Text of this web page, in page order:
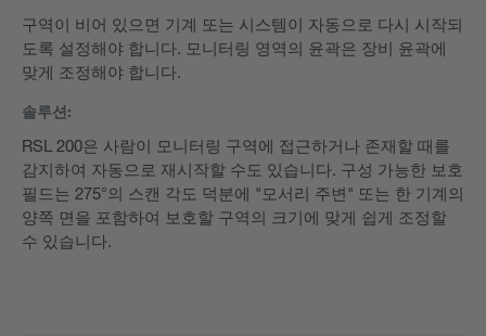
구역이 비어 있으면 기계 또는 시스템이 자동으로 다시 시작되
도록 설정해야 합니다. 모니터링 영역의 윤곽은 장비 윤곽에
맞게 조정해야 합니다.
솔루션:
RSL 200은 사람이 모니터링 구역에 접근하거나 존재할 때를
감지하여 자동으로 재시작할 수도 있습니다. 구성 가능한 보호
필드는 275°의 스캔 각도 덕분에 "모서리 주변" 또는 한 기계의
양쪽 면을 포함하여 보호할 구역의 크기에 맞게 쉽게 조정할
수 있습니다.